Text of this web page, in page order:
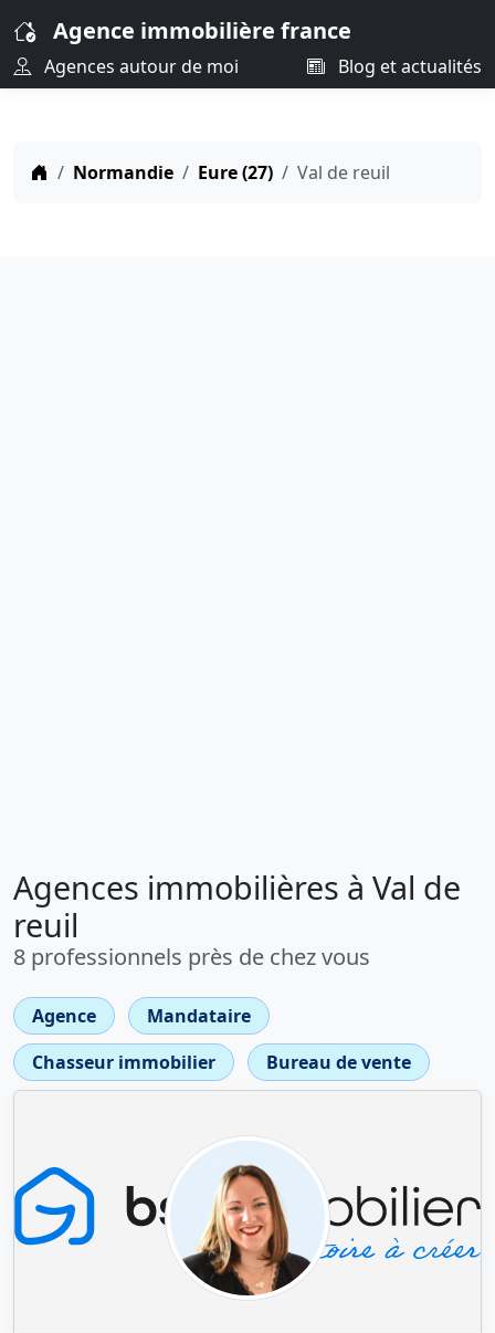
Agence immobilière france
Agences autour de moi Blog et actualités
Normandie Eure (27) Val de reuil
Agences immobilières à Val de
reuil
8 professionnels près de chez vous
Agence
Mandataire
Chasseur immobilier
Bureau de vente